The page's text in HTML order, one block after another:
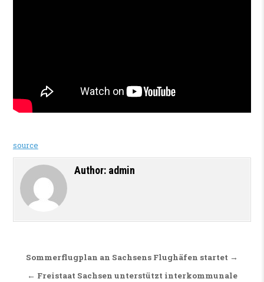
source
Author: admin
Beitragsnavigation
Sommerflugplan an Sachsens Flughäfen startet →
← Freistaat Sachsen unterstützt interkommunale